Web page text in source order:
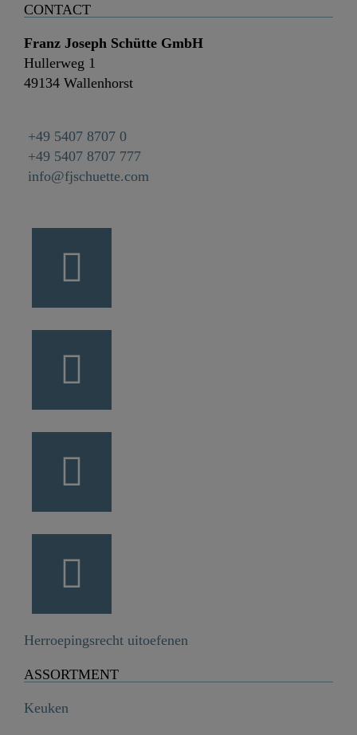
CONTACT
Franz Joseph Schütte GmbH
Hullerweg 1
49134 Wallenhorst
+49 5407 8707 0
+49 5407 8707 777
info@fjschuette.com
Herroepingsrecht uitoefenen
ASSORTMENT
Keuken